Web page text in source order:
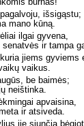
burnas!
išsigąstu;
mano kūną.
ilgai gyvena,
ir tampa
jiems gyviems
vaikus.
be baimės;
neištinka.
apvaisina,
ir atsiveda.
jie siunčia